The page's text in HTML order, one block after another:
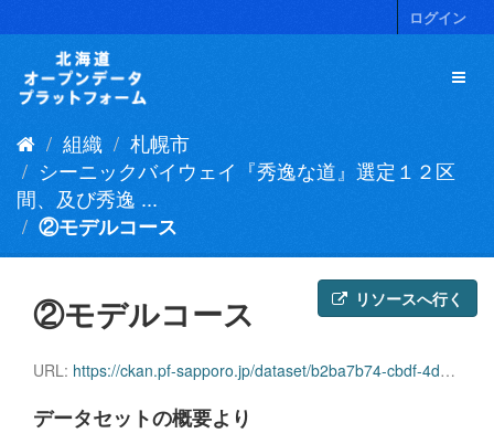
キ
ログイン
組織
札幌市
シーニックバイウェイ『秀逸な道』選定１２区
間、及び秀逸 ...
②モデルコース
リソースへ行く
②モデルコース
URL: https://ckan.pf-sapporo.jp/dataset/b2ba7b74-cbdf-4d4c-9633-7ab188160ddf/resource/30ca6984-bc52-49b5-8971-e9260d9dbaf5/download/22_rename.zip
データセットの概要より